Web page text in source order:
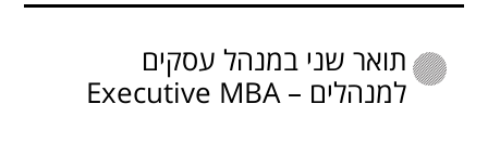
תואר שני במנהל עסקים
למנהלים – Executive MBA